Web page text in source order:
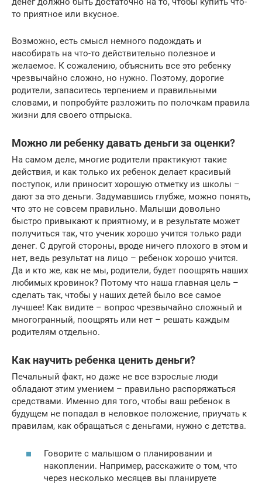
то приятное или вкусное.
Возможно, есть смысл немного подождать и
насобирать на что-то действительно полезное и
желаемое. К сожалению, объяснить все это ребенку
чрезвычайно сложно, но нужно. Поэтому, дорогие
родители, запаситесь терпением и правильными
словами, и попробуйте разложить по полочкам правила
жизни для своего отпрыска.
Можно ли ребенку давать деньги за оценки?
На самом деле, многие родители практикуют такие
действия, и как только их ребенок делает красивый
поступок, или приносит хорошую отметку из школы –
дают за это деньги. Задумавшись глубже, можно понять,
что это не совсем правильно. Малыши довольно
быстро привыкают к приятному, и в результате может
получиться так, что ученик хорошо учится только ради
денег. С другой стороны, вроде ничего плохого в этом и
нет, ведь результат на лицо – ребенок хорошо учится.
Да и кто же, как не мы, родители, будет поощрять наших
любимых кровинок? Потому что наша главная цель –
сделать так, чтобы у наших детей было все самое
лучшее! Как видите – вопрос чрезвычайно сложный и
многогранный, поощрять или нет – решать каждым
родителям отдельно.
Как научить ребенка ценить деньги?
Печальный факт, но даже не все взрослые люди
обладают этим умением – правильно распоряжаться
средствами. Именно для того, чтобы ваш ребенок в
будущем не попадал в неловкое положение, приучать к
правилам, как обращаться с деньгами, нужно с детства.
Говорите с малышом о планировании и
накоплении. Например, расскажите о том, что
через несколько месяцев вы планируете